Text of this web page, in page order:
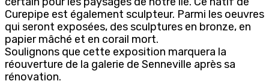
Curepipe est également sculpteur. Parmi les oeuvres
qui seront exposées, des sculptures en bronze, en
papier mâché et en corail mort.
Soulignons que cette exposition marquera la
réouverture de la galerie de Senneville après sa
rénovation.